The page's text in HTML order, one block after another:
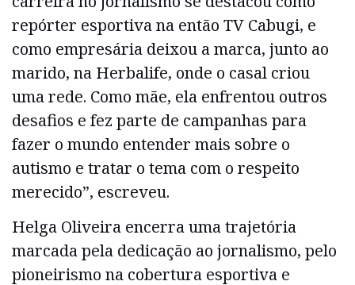
repórter esportiva na então TV Cabugi, e
como empresária deixou a marca, junto ao
marido, na Herbalife, onde o casal criou
uma rede. Como mãe, ela enfrentou outros
desafios e fez parte de campanhas para
fazer o mundo entender mais sobre o
autismo e tratar o tema com o respeito
merecido”, escreveu.
Helga Oliveira encerra uma trajetória
marcada pela dedicação ao jornalismo, pelo
pioneirismo na cobertura esportiva e